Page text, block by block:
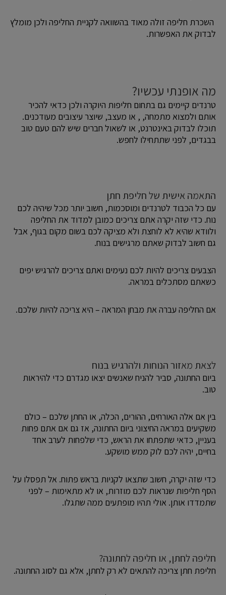
השכרת חליפה זולה מאוד בהשוואה לקניית החליפה ולכן מומלץ
לבדוק את האפשרות.
מה אופנתי עכשיו?
טרנדים קיימים גם בתחום חליפות היוקרה ולכן כדאי להכיר
אותם ולמצוא מתמחה, , או מעצב, שיוצר עיצובים מעודכנים.
תוכלו לבדוק באינטרנט, או לשאול חברים שיש להם טעם טוב
בבגדים, לפני שתתחילו לחפש.
התאמה אישית של חליפת חתן
עם כל הכבוד לטרנדים ומוסכמות, חשוב יותר מכל שיהיה לכם
נוח. כדי שזה יקרה אתם צריכים כמובן למדוד את החליפה
ולוודא שהיא לא לוחצת ולא מציקה לכם בשום מקום בגוף, אבל
גם חשוב לבדוק שאתם מרגישים בנוח.
הצבעים צריכים להיות לכם נעימים ואתם צריכים להרגיש יפים
כשאתם מסתכלים במראה.
אם החליפה עברה את מבחן המראה – היא צריכה להיות שלכם.
לצאת מאזור הנוחות ולהרגיש בנוח
ביום החתונה, סביר להניח שאנשים יצאו מגדרם כדי להיראות
טוב.
בין אם אלה האורחים, ההורים, הכלה, או החתן שלכם – כולם
משקיעים במראה החיצוני ביום החתונה, אז גם אם אתם פחות
בעניין, כדאי שתפתחו את הראש, כדי שלפחות לערב אחד
בחיים, יהיה לכם לוק ממש מושקע.
כדי שזה יקרה, חשוב שתצאו לקניות בראש פתוח. אל תפסלו על
הסף חליפות שנראות לכם מוזרות, או לא מתאימות – לפני
שתמדדו אותן. אולי תהיו מופתעים ממה שתגלו.
חליפה לחתן, או חליפה לחתונה?
חליפת חתן צריכה להתאים לא רק לחתן, אלא גם לסוג החתונה.